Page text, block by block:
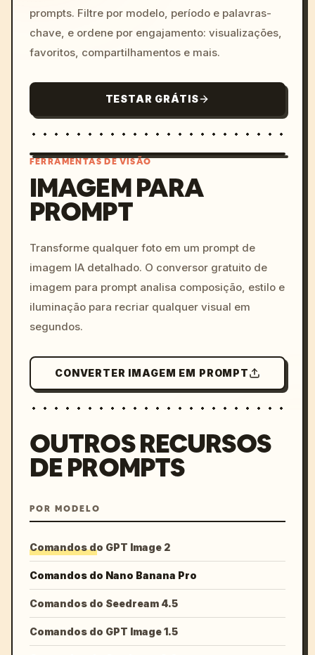
prompts. Filtre por modelo, período e palavras-
chave, e ordene por engajamento: visualizações,
favoritos, compartilhamentos e mais.
TESTAR GRÁTIS
colors, 8k --v 6.0
FERRAMENTAS DE VISÃO
IMAGEM PARA
PROMPT
Transforme qualquer foto em um prompt de
imagem IA detalhado. O conversor gratuito de
imagem para prompt analisa composição, estilo e
iluminação para recriar qualquer visual em
segundos.
CONVERTER IMAGEM EM PROMPT
OUTROS RECURSOS
DE PROMPTS
POR MODELO
Comandos do GPT Image 2
Comandos do Nano Banana Pro
Comandos do Seedream 4.5
Comandos do GPT Image 1.5